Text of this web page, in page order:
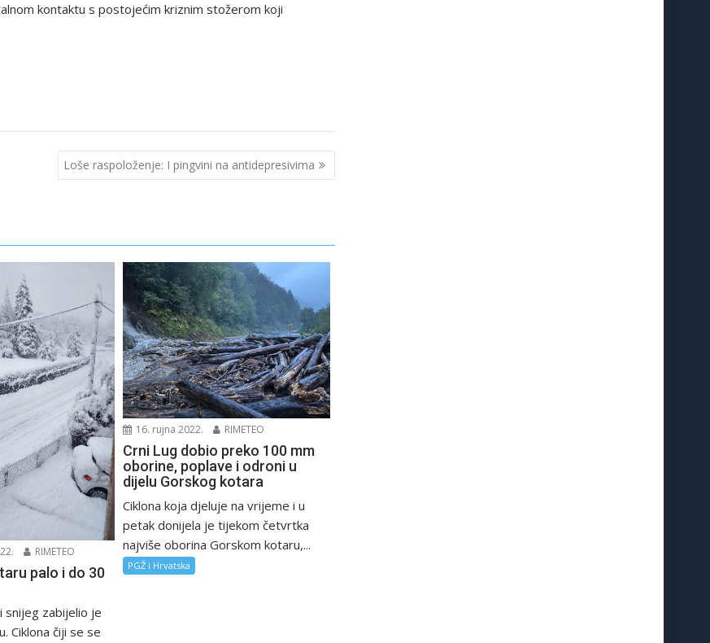
kontaktu s postojećim kriznim stožerom koji
Loše raspoloženje: I pingvini na antidepresivima
RIMETEO
palo i do 30
snijeg zabijelio je
Ciklona čiji se se
16. rujna 2022. RIMETEO
Crni Lug dobio preko 100 mm
oborine, poplave i odroni u
dijelu Gorskog kotara
Ciklona koja djeluje na vrijeme i u
petak donijela je tijekom četvrtka
najviše oborina Gorskom kotaru,...
PGŽ i Hrvatska